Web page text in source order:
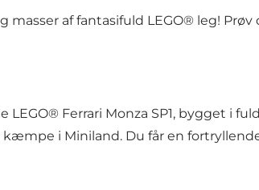
masser af fantasifuld LEGO® leg!
Ferrari Monza SP1, bygget i
i Miniland. Du får en